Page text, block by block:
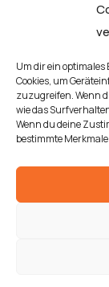
Um dir ein optimales
Cookies, um
zuzugreifen. Wenn
wie das
Wenn du deine
bestimmte
Sign up! Be
©